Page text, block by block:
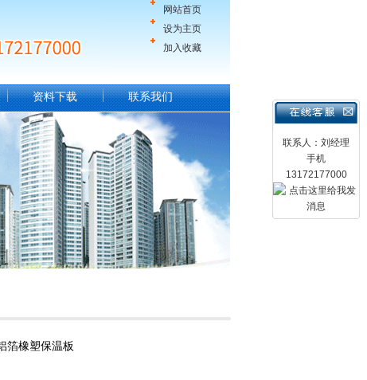
网站首页
设为主页
加入收藏
联系人：刘经理
手机
13172177000
资料下载 联系我们
箔橡塑保温板